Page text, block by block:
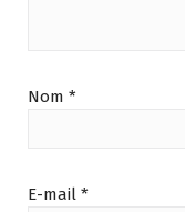
Nom *
E-mail *